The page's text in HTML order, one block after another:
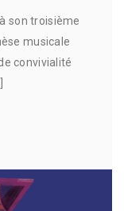
son troisième
musicale
convivialité